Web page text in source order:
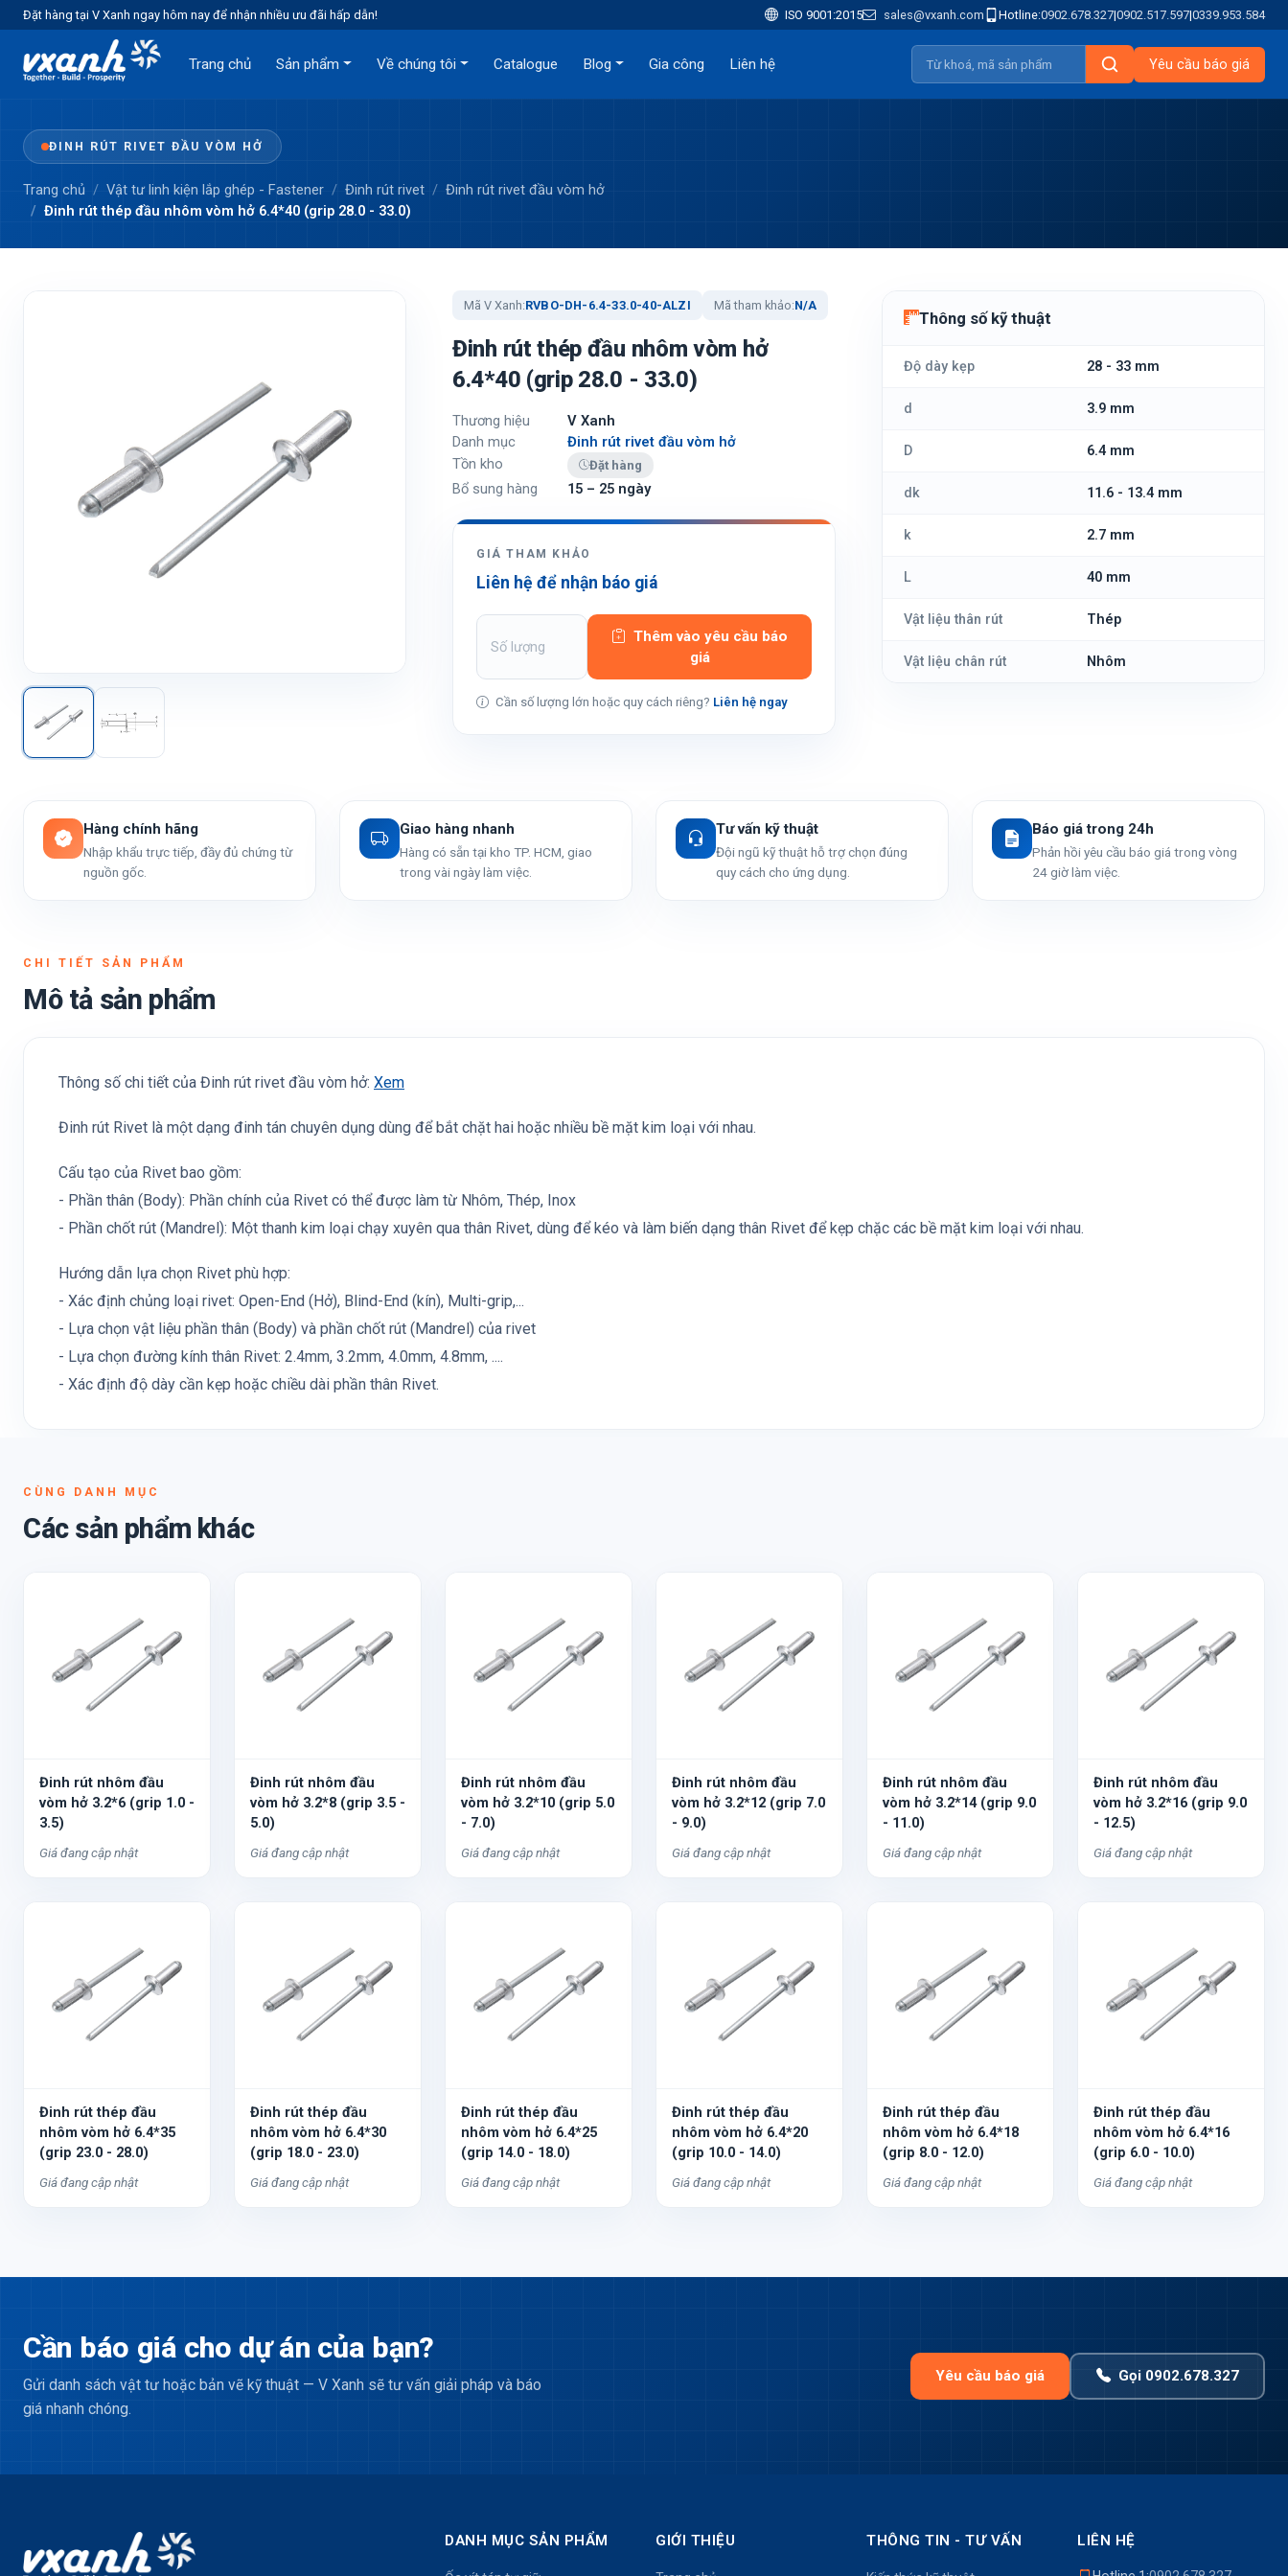
Đặt hàng tại V Xanh ngay hôm nay để nhận nhiều ưu đãi hấp dẫn! ISO 9001:2015 sales@vxanh.com Hotline:0902.678.327|0902.517.597|0339.953.584
Trang chủ Sản phẩm Về chúng tôi Catalogue Blog Gia công Liên hệ Yêu cầu báo giá
ĐINH RÚT RIVET ĐẦU VÒM HỞ
Trang chủ Vật tư linh kiện lắp ghép - Fastener Đinh rút rivet
Đinh rút rivet đầu vòm hở
Đinh rút thép đầu nhôm vòm hở 6.4*40 (grip 28.0 - 33.0)
Mã V Xanh:RVBO-DH-6.4-33.0-40-ALZI Mã tham khảo:N/A
Đinh rút thép đầu nhôm vòm hở
6.4*40 (grip 28.0 - 33.0)
Thương hiệu
V Xanh
Danh mục
Đinh rút rivet đầu vòm hở
Tồn kho
Đặt hàng
Bổ sung hàng 15 – 25 ngày
GIÁ THAM KHẢO
Liên hệ để nhận báo giá
Thêm vào yêu cầu báo
giá
Cần số lượng lớn hoặc quy cách riêng? Liên hệ ngay
Thông số kỹ thuật
Độ dày kẹp 28 - 33 mm
d 3.9 mm
D 6.4 mm
dk 11.6 - 13.4 mm
k 2.7 mm
L 40 mm
Vật liệu thân rút Thép
Vật liệu chân rút Nhôm
Hàng chính hãng
Nhập khẩu trực tiếp, đầy đủ chứng từ
nguồn gốc.
Giao hàng nhanh
Hàng có sẵn tại kho TP. HCM, giao
trong vài ngày làm việc.
Tư vấn kỹ thuật
Đội ngũ kỹ thuật hỗ trợ chọn đúng
quy cách cho ứng dụng.
Báo giá trong 24h
Phản hồi yêu cầu báo giá trong vòng
24 giờ làm việc.
CHI TIẾT SẢN PHẨM
Mô tả sản phẩm
Thông số chi tiết của Đinh rút rivet đầu vòm hở: Xem
Đinh rút Rivet là một dạng đinh tán chuyên dụng dùng để bắt chặt hai hoặc nhiều bề mặt kim loại với nhau.
Cấu tạo của Rivet bao gồm:
- Phần thân (Body): Phần chính của Rivet có thể được làm từ Nhôm, Thép, Inox
- Phần chốt rút (Mandrel): Một thanh kim loại chạy xuyên qua thân Rivet, dùng để kéo và làm biến dạng thân Rivet để kẹp chặc các bề mặt kim loại với nhau.
Hướng dẫn lựa chọn Rivet phù hợp:
- Xác định chủng loại rivet: Open-End (Hở), Blind-End (kín), Multi-grip,...
- Lựa chọn vật liệu phần thân (Body) và phần chốt rút (Mandrel) của rivet
- Lựa chọn đường kính thân Rivet: 2.4mm, 3.2mm, 4.0mm, 4.8mm, ....
- Xác định độ dày cần kẹp hoặc chiều dài phần thân Rivet.
CÙNG DANH MỤC
Các sản phẩm khác
Đinh rút nhôm đầu
vòm hở 3.2*6 (grip 1.0 -
3.5)
Giá đang cập nhật
Đinh rút nhôm đầu
vòm hở 3.2*8 (grip 3.5 -
5.0)
Giá đang cập nhật
Đinh rút nhôm đầu
vòm hở 3.2*10 (grip 5.0
- 7.0)
Giá đang cập nhật
Đinh rút nhôm đầu
vòm hở 3.2*12 (grip 7.0
- 9.0)
Giá đang cập nhật
Đinh rút nhôm đầu
vòm hở 3.2*14 (grip 9.0
- 11.0)
Giá đang cập nhật
Đinh rút nhôm đầu
vòm hở 3.2*16 (grip 9.0
- 12.5)
Giá đang cập nhật
Đinh rút thép đầu
nhôm vòm hở 6.4*35
(grip 23.0 - 28.0)
Giá đang cập nhật
Đinh rút thép đầu
nhôm vòm hở 6.4*30
(grip 18.0 - 23.0)
Giá đang cập nhật
Đinh rút thép đầu
nhôm vòm hở 6.4*25
(grip 14.0 - 18.0)
Giá đang cập nhật
Đinh rút thép đầu
nhôm vòm hở 6.4*20
(grip 10.0 - 14.0)
Giá đang cập nhật
Đinh rút thép đầu
nhôm vòm hở 6.4*18
(grip 8.0 - 12.0)
Giá đang cập nhật
Đinh rút thép đầu
nhôm vòm hở 6.4*16
(grip 6.0 - 10.0)
Giá đang cập nhật
Cần báo giá cho dự án của bạn?
Gửi danh sách vật tư hoặc bản vẽ kỹ thuật — V Xanh sẽ tư vấn giải pháp và báo
giá nhanh chóng.
Yêu cầu báo giá Gọi 0902.678.327
DANH MỤC SẢN PHẨM GIỚI THIỆU THÔNG TIN - TƯ VẤN LIÊN HỆ